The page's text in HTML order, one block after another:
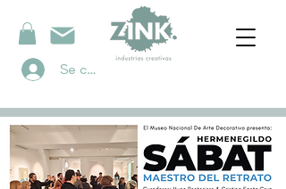
Se connecter